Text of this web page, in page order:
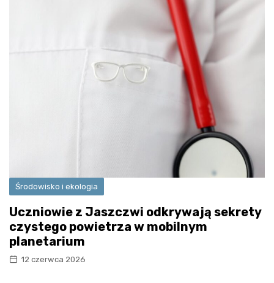
Środowisko i ekologia
Uczniowie z Jaszczwi odkrywają sekrety
czystego powietrza w mobilnym
planetarium
12 czerwca 2026